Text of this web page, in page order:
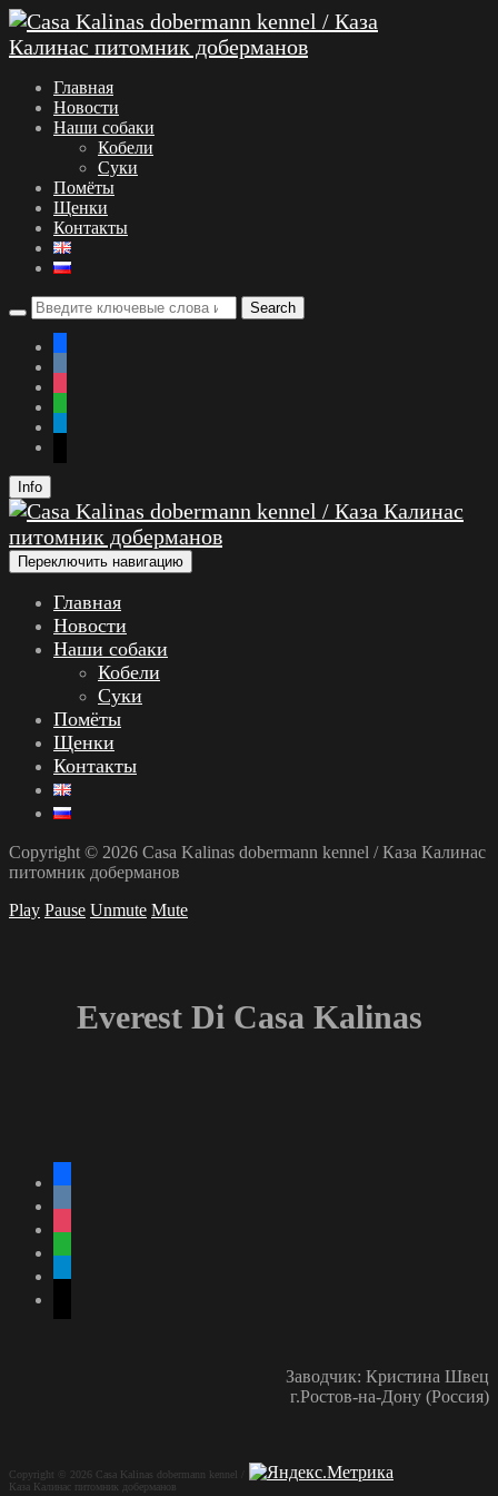
Главная
Новости
Наши собаки
Кобели
Суки
Помёты
Щенки
Контакты
Info
Переключить навигацию
Главная
Новости
Наши собаки
Кобели
Суки
Помёты
Щенки
Контакты
Copyright © 2026 Casa Kalinas dobermann kennel / Каза Калинас
питомник доберманов
Play Pause Unmute Mute
Everest Di Casa Kalinas
Заводчик: Кристина Швец
г.Ростов-на-Дону (Россия)
Copyright © 2026 Casa Kalinas dobermann kennel /
Каза Калинас питомник доберманов